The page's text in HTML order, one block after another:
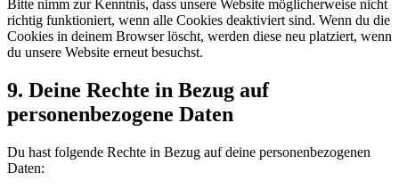
Bitte nimm zur Kenntnis, dass unsere Website möglicherweise nicht
richtig funktioniert, wenn alle Cookies deaktiviert sind. Wenn du die
Cookies in deinem Browser löscht, werden diese neu platziert, wenn
du unsere Website erneut besuchst.
9. Deine Rechte in Bezug auf
personenbezogene Daten
Du hast folgende Rechte in Bezug auf deine personenbezogenen
Daten: